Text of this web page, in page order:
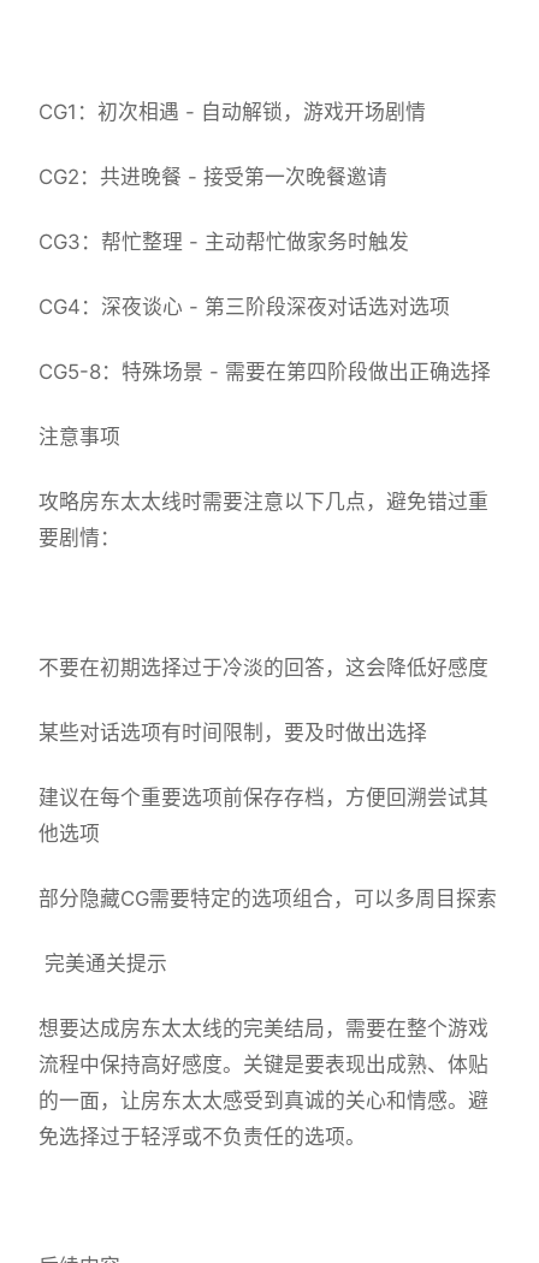
CG1：初次相遇 - 自动解锁，游戏开场剧情
CG2：共进晚餐 - 接受第一次晚餐邀请
CG3：帮忙整理 - 主动帮忙做家务时触发
CG4：深夜谈心 - 第三阶段深夜对话选对选项
CG5-8：特殊场景 - 需要在第四阶段做出正确选择
注意事项
攻略房东太太线时需要注意以下几点，避免错过重
要剧情：
不要在初期选择过于冷淡的回答，这会降低好感度
某些对话选项有时间限制，要及时做出选择
建议在每个重要选项前保存存档，方便回溯尝试其
他选项
部分隐藏CG需要特定的选项组合，可以多周目探索
完美通关提示
想要达成房东太太线的完美结局，需要在整个游戏
流程中保持高好感度。关键是要表现出成熟、体贴
的一面，让房东太太感受到真诚的关心和情感。避
免选择过于轻浮或不负责任的选项。